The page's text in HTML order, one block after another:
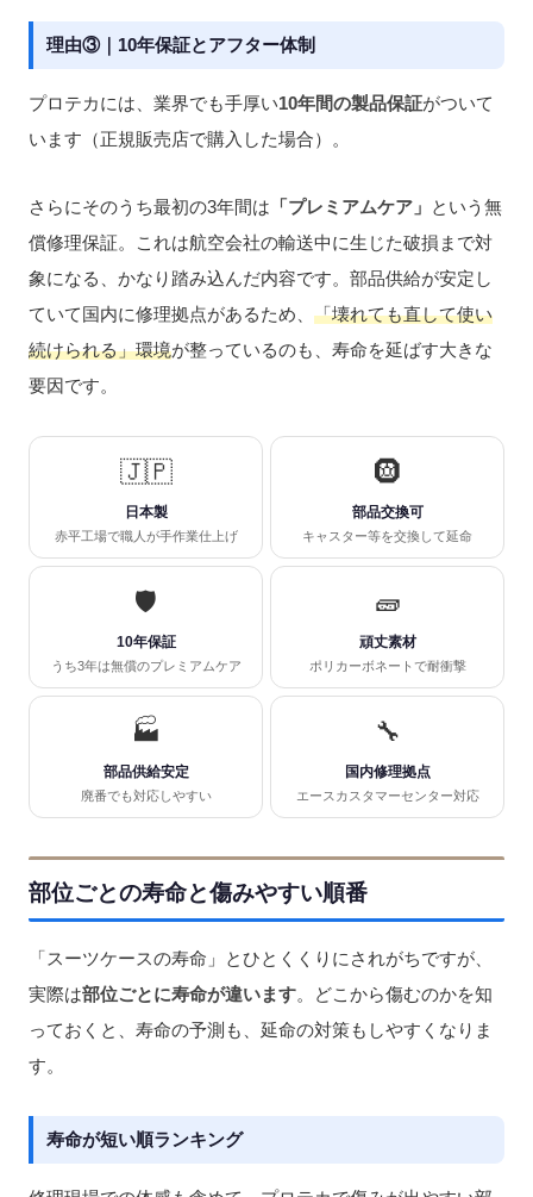
理由③｜10年保証とアフター体制
プロテカには、業界でも手厚い10年間の製品保証がついて
います（正規販売店で購入した場合）。
さらにそのうち最初の3年間は 「プレミアムケア」 という無
償修理保証。これは航空会社の輸送中に生じた破損まで対
象になる、かなり踏み込んだ内容です。部品供給が安定し
ていて国内に修理拠点があるため、 「壊れても直して使い
続けられる」環境が整っているのも、寿命を延ばす大きな
要因です。
🇯🇵
日本製
赤平工場で職人が手作業仕上げ
🛞
部品交換可
キャスター等を交換して延命
🛡️
10年保証
うち3年は無償のプレミアムケア
🧱
頑丈素材
ポリカーボネートで耐衝撃
🏭
部品供給安定
廃番でも対応しやすい
🔧
国内修理拠点
エースカスタマーセンター対応
部位ごとの寿命と傷みやすい順番
「スーツケースの寿命」とひとくくりにされがちですが、
実際は部位ごとに寿命が違います。どこから傷むのかを知
っておくと、寿命の予測も、延命の対策もしやすくなりま
す。
寿命が短い順ランキング